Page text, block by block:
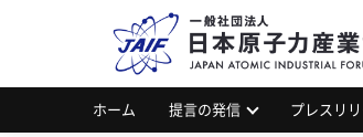
ホーム 提言の発信 プレスリ